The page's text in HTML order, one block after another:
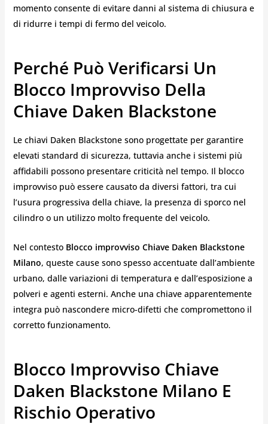
momento consente di evitare danni al sistema di chiusura e
di ridurre i tempi di fermo del veicolo.
Perché Può Verificarsi Un
Blocco Improvviso Della
Chiave Daken Blackstone
Le chiavi Daken Blackstone sono progettate per garantire
elevati standard di sicurezza, tuttavia anche i sistemi più
affidabili possono presentare criticità nel tempo. Il blocco
improvviso può essere causato da diversi fattori, tra cui
l’usura progressiva della chiave, la presenza di sporco nel
cilindro o un utilizzo molto frequente del veicolo.
Nel contesto Blocco improvviso Chiave Daken Blackstone
Milano, queste cause sono spesso accentuate dall’ambiente
urbano, dalle variazioni di temperatura e dall’esposizione a
polveri e agenti esterni. Anche una chiave apparentemente
integra può nascondere micro-difetti che compromettono il
corretto funzionamento.
Blocco Improvviso Chiave
Daken Blackstone Milano E
Rischio Operativo